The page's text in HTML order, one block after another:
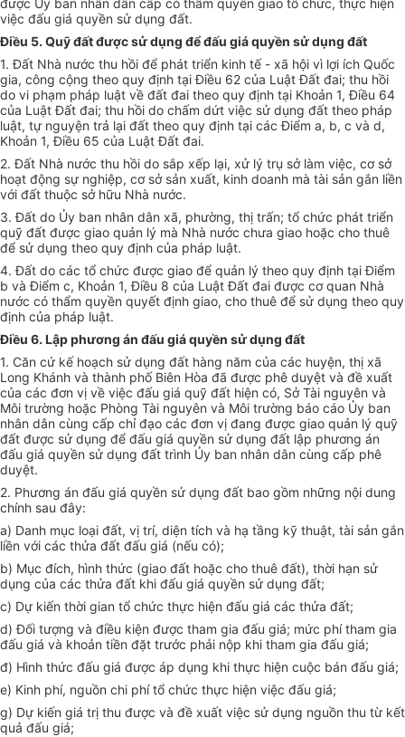
được Ủy ban nhân dân cấp có thẩm quyền giao tổ chức, thực hiện
việc đấu giá quyền sử dụng đất.
Điều 5. Quỹ đất được sử dụng để đấu giá quyền sử dụng đất
1. Đất Nhà nước thu hồi để phát triển kinh tế - xã hội vì lợi ích Quốc
gia, công cộng theo quy định tại Điều 62 của Luật Đất đai; thu hồi
do vi phạm pháp luật về đất đai theo quy định tại Khoản 1, Điều 64
của Luật Đất đai; thu hồi do chấm dứt việc sử dụng đất theo pháp
luật, tự nguyện trả lại đất theo quy định tại các Điểm a, b, c và d,
Khoản 1, Điều 65 của Luật Đất đai.
2. Đất Nhà nước thu hồi do sắp xếp lại, xử lý trụ sở làm việc, cơ sở
hoạt động sự nghiệp, cơ sở sản xuất, kinh doanh mà tài sản gắn liền
với đất thuộc sở hữu Nhà nước.
3. Đất do Ủy ban nhân dân xã, phường, thị trấn; tổ chức phát triển
quỹ đất được giao quản lý mà Nhà nước chưa giao hoặc cho thuê
để sử dụng theo quy định của pháp luật.
4. Đất do các tổ chức được giao để quản lý theo quy định tại Điểm
b và Điểm c, Khoản 1, Điều 8 của Luật Đất đai được cơ quan Nhà
nước có thẩm quyền quyết định giao, cho thuê để sử dụng theo quy
định của pháp luật.
Điều 6. Lập phương án đấu giá quyền sử dụng đất
1. Căn cứ kế hoạch sử dụng đất hàng năm của các huyện, thị xã
Long Khánh và thành phố Biên Hòa đã được phê duyệt và đề xuất
của các đơn vị về việc đấu giá quỹ đất hiện có, Sở Tài nguyên và
Môi trường hoặc Phòng Tài nguyên và Môi trường báo cáo Ủy ban
nhân dân cùng cấp chỉ đạo các đơn vị đang được giao quản lý quỹ
đất được sử dụng để đấu giá quyền sử dụng đất lập phương án
đấu giá quyền sử dụng đất trình Ủy ban nhân dân cùng cấp phê
duyệt.
2. Phương án đấu giá quyền sử dụng đất bao gồm những nội dung
chính sau đây:
a) Danh mục loại đất, vị trí, diện tích và hạ tầng kỹ thuật, tài sản gắn
liền với các thửa đất đấu giá (nếu có);
b) Mục đích, hình thức (giao đất hoặc cho thuê đất), thời hạn sử
dụng của các thửa đất khi đấu giá quyền sử dụng đất;
c) Dự kiến thời gian tổ chức thực hiện đấu giá các thửa đất;
d) Đối tượng và điều kiện được tham gia đấu giá; mức phí tham gia
đấu giá và khoản tiền đặt trước phải nộp khi tham gia đấu giá;
đ) Hình thức đấu giá được áp dụng khi thực hiện cuộc bán đấu giá;
e) Kinh phí, nguồn chi phí tổ chức thực hiện việc đấu giá;
g) Dự kiến giá trị thu được và đề xuất việc sử dụng nguồn thu từ kết
quả đấu giá;